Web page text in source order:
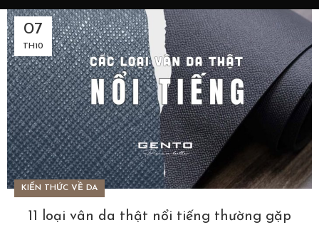
07
TH10
KIẾN THỨC VỀ DA
11 loại vân da thật nổi tiếng thường gặp